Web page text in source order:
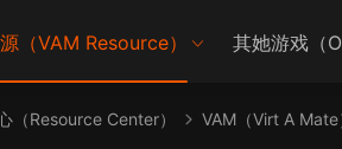
（VAM Resource） 其她游戏（
（Resource Center） VAM（Virt A Mate